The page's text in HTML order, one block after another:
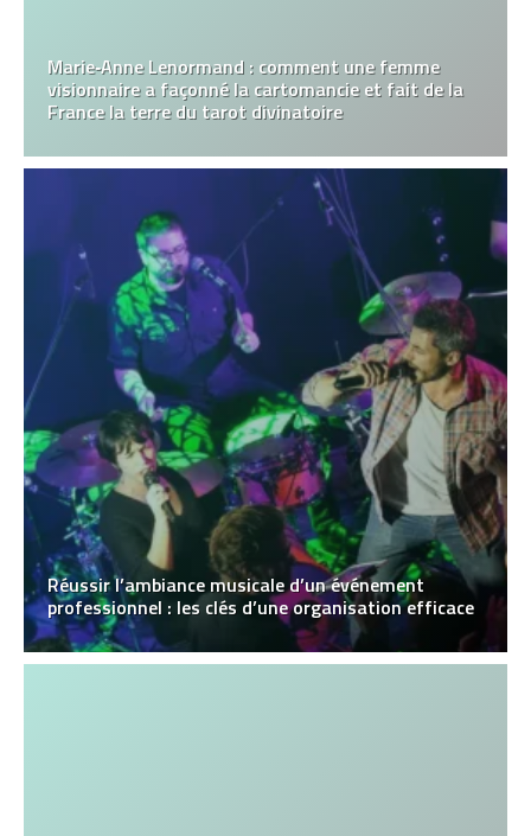
Marie‑Anne Lenormand : comment une femme
visionnaire a façonné la cartomancie et fait de la
France la terre du tarot divinatoire
Réussir l’ambiance musicale d’un événement
professionnel : les clés d’une organisation efficace